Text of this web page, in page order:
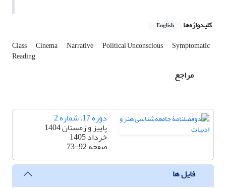
کلیدواژه‌ها English
Class Cinema Narrative Political Unconscious Symptomatic
Reading
مراجع
دوره 17، شماره 2
پاییز و زمستان 1404
خرداد 1405
صفحه73-92
فایل ها